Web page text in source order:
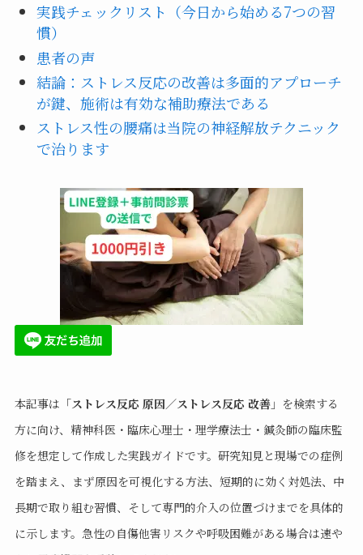
実践チェックリスト（今日から始める7つの習
慣）
患者の声
結論：ストレス反応の改善は多面的アプローチ
が鍵、施術は有効な補助療法である
ストレス性の腰痛は当院の神経解放テクニック
で治ります
本記事は「ストレス反応 原因／ストレス反応 改善」を検索する
方に向け、精神科医・臨床心理士・理学療法士・鍼灸師の臨床監
修を想定して作成した実践ガイドです。研究知見と現場での症例
を踏まえ、まず原因を可視化する方法、短期的に効く対処法、中
長期で取り組む習慣、そして専門的介入の位置づけまでを具体的
に示します。急性の自傷他害リスクや呼吸困難がある場合は速や